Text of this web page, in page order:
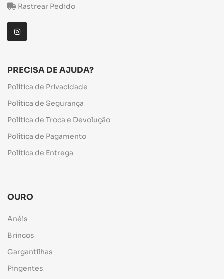
Rastrear Pedido
PRECISA DE AJUDA?
Política de Privacidade
Política de Segurança
Política de Troca e Devolução
Política de Pagamento
Política de Entrega
OURO
Anéis
Brincos
Gargantilhas
Pingentes